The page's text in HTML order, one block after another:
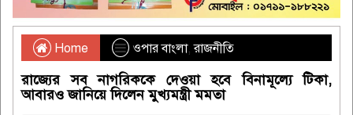
Home ওপার বাংলা,রাজনীতি
রাজ্যের সব নাগরিককে দেওয়া হবে বিনামূল্যে টিকা,
আবারও জানিয়ে দিলেন মুখ্যমন্ত্রী মমতা